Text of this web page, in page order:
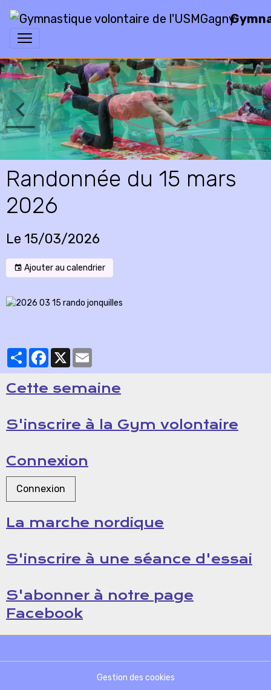
Randonnée du 15 mars
2026
Le 15/03/2026
Ajouter au calendrier
PartagerFacebook
X
Cette semaine
S'inscrire à la Gym volontaire
Connexion
Connexion
La marche nordique
S'inscrire à une séance d'essai
S'abonner à notre page
Facebook
Gestion des cookies